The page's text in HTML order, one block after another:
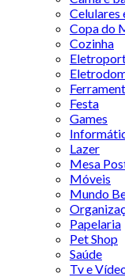
Celulares
Copa do
Cozinha
Festa
Games
Lazer
Mesa
Móveis
Mundo
Papelaria
Pet Shop
Saúde
Tv e